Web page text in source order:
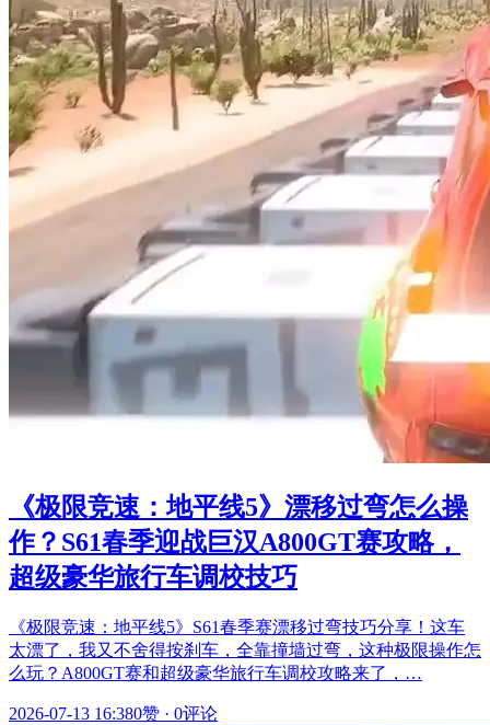
《极限竞速：地平线5》漂移过弯怎么操
作？S61春季迎战巨汉A800GT赛攻略，
超级豪华旅行车调校技巧
《极限竞速：地平线5》S61春季赛漂移过弯技巧分享！这车
太漂了，我又不舍得按刹车，全靠撞墙过弯，这种极限操作怎
么玩？A800GT赛和超级豪华旅行车调校攻略来了，…
2026-07-13 16:380赞 · 0评论